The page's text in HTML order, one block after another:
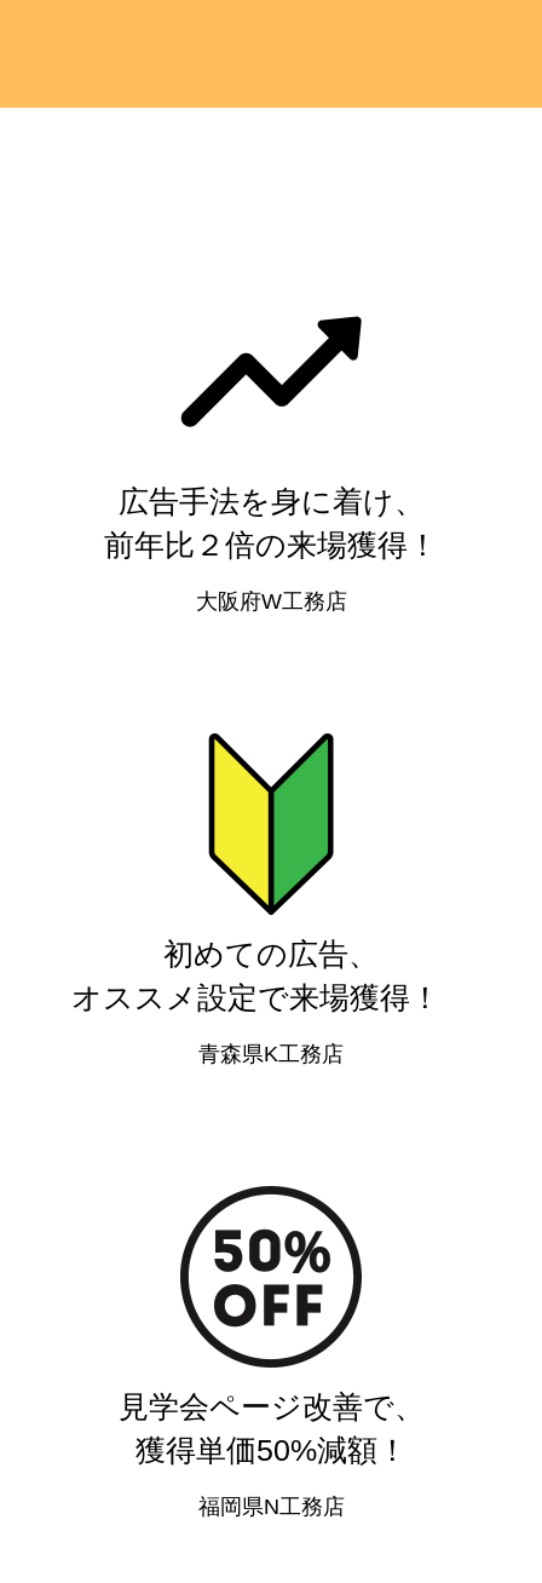
広告手法を身に着け、
前年比２倍の来場獲得！
大阪府W工務店
初めての広告、
オススメ設定で来場獲得！
青森県K工務店
見学会ページ改善で、
獲得単価50%減額！
福岡県N工務店